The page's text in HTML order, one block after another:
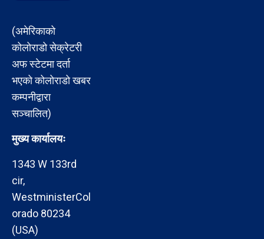
(अमेरिकाको
कोलोराडो सेक्रेटरी
अफ स्टेटमा दर्ता
भएको कोलोराडो खबर
कम्पनीद्वारा
सञ्चालित)
मुख्य कार्यालयः
1343 W 133rd
cir,
WestministerCol
orado 80234
(USA)